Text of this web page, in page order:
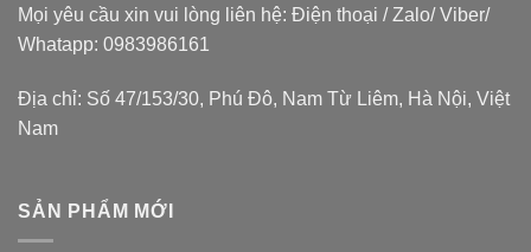
Mọi yêu cầu xin vui lòng liên hệ: Điện thoại / Zalo/ Viber/
Whatapp: 0983986161
Địa chỉ: Số 47/153/30, Phú Đô, Nam Từ Liêm, Hà Nội, Việt
Nam
SẢN PHẨM MỚI